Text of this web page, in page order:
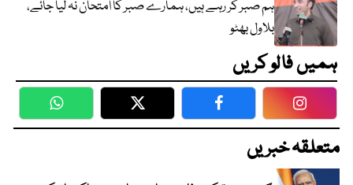
ہم صبر کر رہے ہیں، ہمارے صبر کا امتحان نہ لیا جائے،
بلاول بھٹو
ہمیں فالو کریں
WhatsApp Twitter Facebook
متعلقہ خبریں